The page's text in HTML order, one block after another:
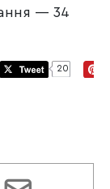
— 34
20